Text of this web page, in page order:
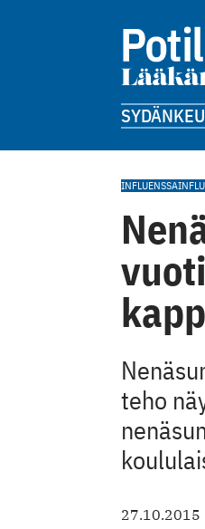
SYDÄN
INFLUENSSA
teho
27.10.2015